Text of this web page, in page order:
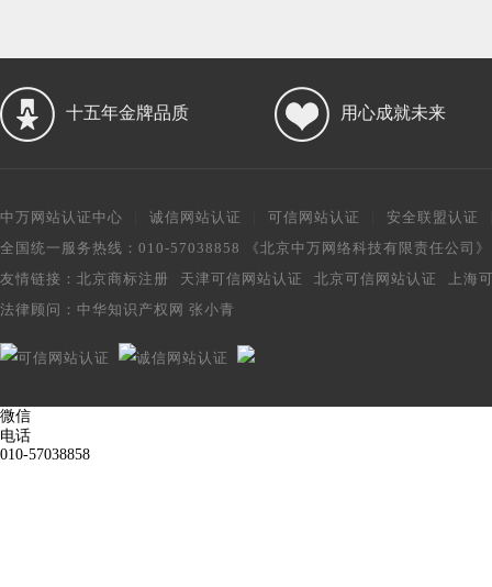
十五年金牌品质 用心成就未来
中万网站认证中心 诚信网站认证 可信网站认证 安全联盟认证
全国统一服务热线：010-57038858 《北京中万网络科技有限责任公司
友情链接： 北京商标注册 天津可信网站认证 北京可信网站认证
上海
法律顾问： 中华知识产权网 张小青
微信
电话
010-57038858